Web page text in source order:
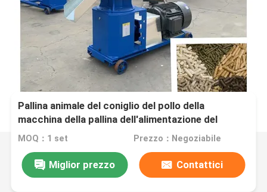
Pallina animale del coniglio del pollo della
macchina della pallina dell'alimentazione del
pollame del bestiame che fa macchina
MOQ：1 set Prezzo：Negoziabile
Miglior prezzo Contattici